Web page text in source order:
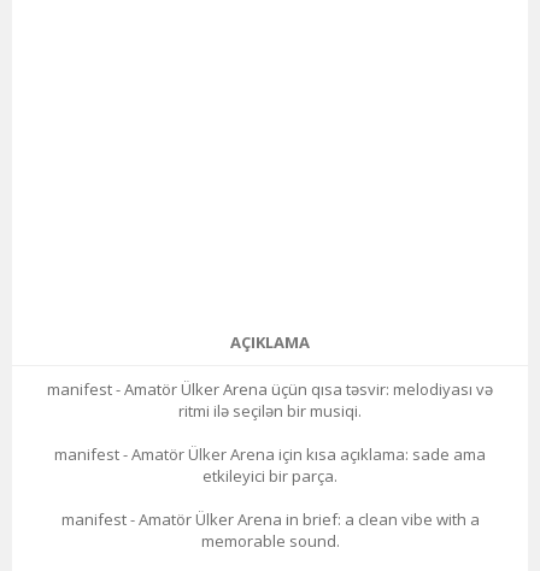
AÇIKLAMA
manifest - Amatör Ülker Arena üçün qısa təsvir: melodiyası və
ritmi ilə seçilən bir musiqi.
manifest - Amatör Ülker Arena için kısa açıklama: sade ama
etkileyici bir parça.
manifest - Amatör Ülker Arena in brief: a clean vibe with a
memorable sound.